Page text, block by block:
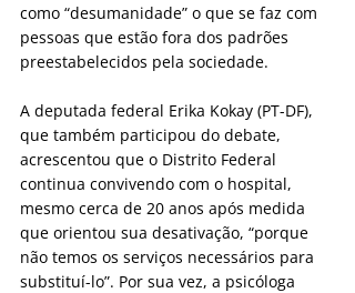
como “desumanidade” o que se faz com
pessoas que estão fora dos padrões
preestabelecidos pela sociedade.
A deputada federal Erika Kokay (PT-DF),
que também participou do debate,
acrescentou que o Distrito Federal
continua convivendo com o hospital,
mesmo cerca de 20 anos após medida
que orientou sua desativação, “porque
não temos os serviços necessários para
substituí-lo”. Por sua vez, a psicóloga